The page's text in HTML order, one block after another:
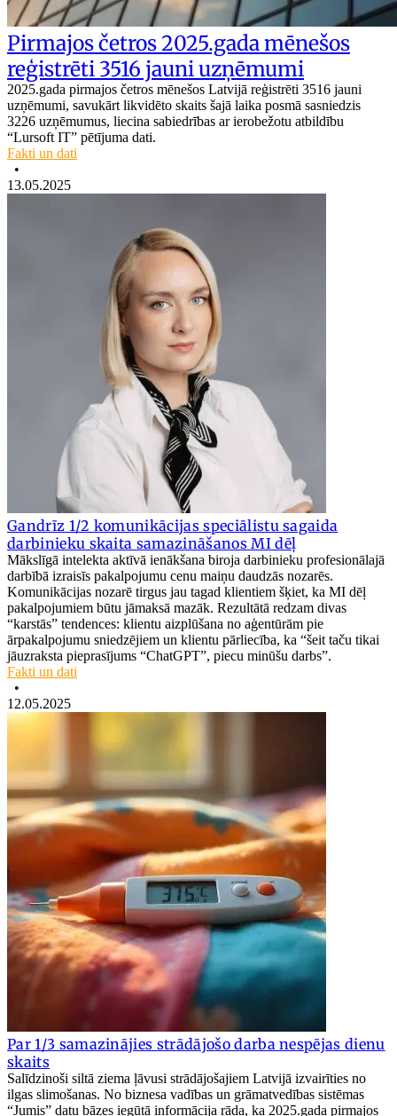
Pirmajos četros 2025.gada mēnešos
reģistrēti 3516 jauni uzņēmumi
2025.gada pirmajos četros mēnešos Latvijā reģistrēti 3516 jauni
uzņēmumi, savukārt likvidēto skaits šajā laika posmā sasniedzis
3226 uzņēmumus, liecina sabiedrības ar ierobežotu atbildību
“Lursoft IT” pētījuma dati.
Fakti un dati
•
13.05.2025
Gandrīz 1/2 komunikācijas speciālistu sagaida
darbinieku skaita samazināšanos MI dēļ
Mākslīgā intelekta aktīvā ienākšana biroja darbinieku profesionālajā
darbībā izraisīs pakalpojumu cenu maiņu daudzās nozarēs.
Komunikācijas nozarē tirgus jau tagad klientiem šķiet, ka MI dēļ
pakalpojumiem būtu jāmaksā mazāk. Rezultātā redzam divas
“karstās” tendences: klientu aizplūšana no aģentūrām pie
ārpakalpojumu sniedzējiem un klientu pārliecība, ka “šeit taču tikai
jāuzraksta pieprasījums “ChatGPT”, piecu minūšu darbs”.
Fakti un dati
•
12.05.2025
Par 1/3 samazinājies strādājošo darba nespējas dienu
skaits
Salīdzinoši siltā ziema ļāvusi strādājošajiem Latvijā izvairīties no
ilgas slimošanas. No biznesa vadības un grāmatvedības sistēmas
“Jumis” datu bāzes iegūtā informācija rāda, ka 2025.gada pirmajos